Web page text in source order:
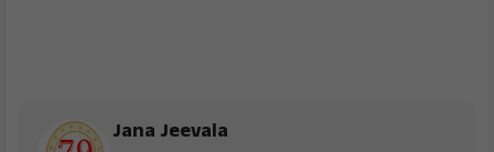
Jana Jeevala